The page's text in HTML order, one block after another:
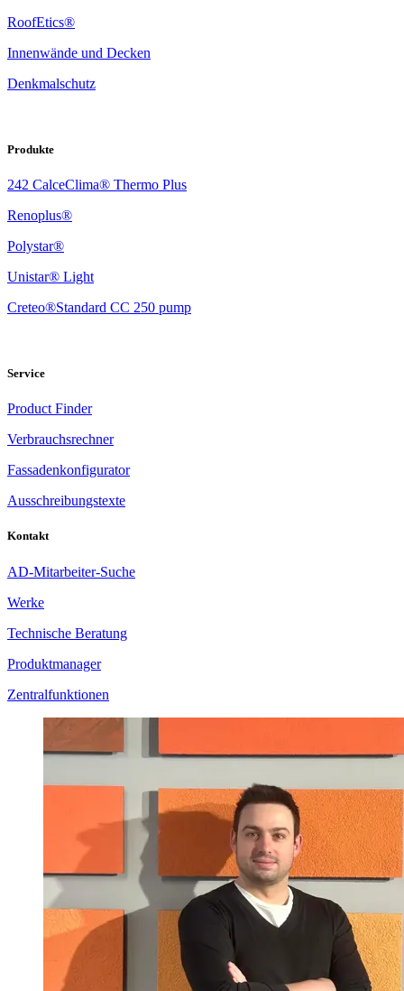
RoofEtics®
Innenwände und Decken
Denkmalschutz
Produkte
242 CalceClima® Thermo Plus
Renoplus®
Polystar®
Unistar® Light
Creteo®Standard CC 250 pump
Service
Product Finder
Verbrauchsrechner
Fassadenkonfigurator
Ausschreibungstexte
Kontakt
AD-Mitarbeiter-Suche
Werke
Technische Beratung
Produktmanager
Zentralfunktionen